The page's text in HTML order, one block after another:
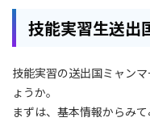
技能実習生送出
技能実習の送出国ミャン
ょうか。
まずは、基本情報からみて